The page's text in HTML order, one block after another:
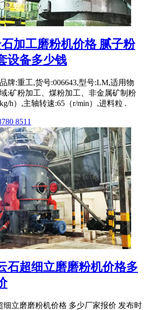
加工磨粉机价格 腻子粉
设备多少钱
牌:重工,货号:006643,型号:LM,适用物
:矿粉加工、煤粉加工、非金属矿制粉
h）,主轴转速:65（r/min）,进料粒 .
8511
石超细立磨磨粉机价格多
细立磨磨粉机价格 多少厂家报价 发布时